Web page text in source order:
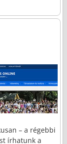
– a régebbi
írhatunk a